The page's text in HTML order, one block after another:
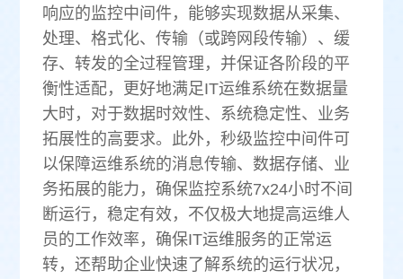
响应的监控中间件，能够实现数据从采集、
处理、格式化、传输（或跨网段传输）、缓
存、转发的全过程管理，并保证各阶段的平
衡性适配，更好地满足IT运维系统在数据量
大时，对于数据时效性、系统稳定性、业务
拓展性的高要求。此外，秒级监控中间件可
以保障运维系统的消息传输、数据存储、业
务拓展的能力，确保监控系统7x24小时不间
断运行，稳定有效，不仅极大地提高运维人
员的工作效率，确保IT运维服务的正常运
转，还帮助企业快速了解系统的运行状况，